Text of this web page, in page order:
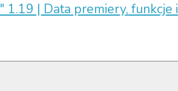
| Data premiery, funkcje i